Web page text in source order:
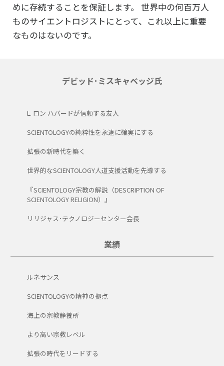
めに存続することを保証します。 世界中の何百万人
ものサイエントロジストにとって、これ以上に重要
なものはないのです。
デビッド･ミスキャベッジ氏
L. ロン ハバードが信頼する友人
SCIENTOLOGYの純粋性を永遠に確実にする
拡張の新時代を築く
世界的なSCIENTOLOGY人道支援活動を先導する
『SCIENTOLOGY宗教の解説（DESCRIPTION OF
SCIENTOLOGY RELIGION）』
リリジャス･テクノロジーセンター会長
業績
ルネサンス
SCIENTOLOGYの精神の拠点
海上の宗教静養所
より高い宗教レベル
拡張の時代をリードする